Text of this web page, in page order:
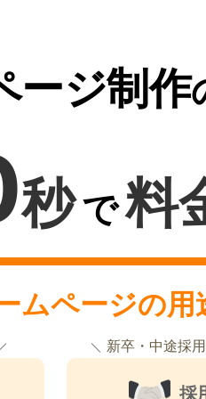
ージ制作
秒で料
ムページの用
新卒・中途採
採